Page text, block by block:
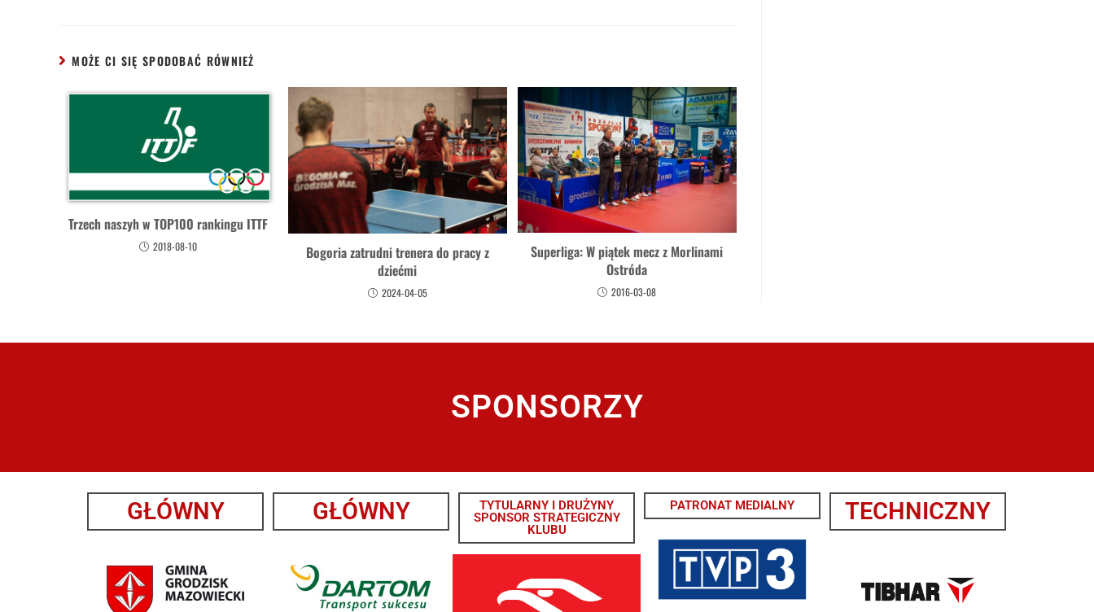
MOŻE CI SIĘ SPODOBAĆ RÓWNIEŻ
Trzech naszyh w TOP100 rankingu ITTF
2018-08-10
Bogoria zatrudni trenera do pracy z
dziećmi
2024-04-05
Superliga: W piątek mecz z Morlinami
Ostróda
2016-03-08
SPONSORZY
GŁÓWNY GŁÓWNY
TYTULARNY I DRUŻYNY
SPONSOR STRATEGICZNY
KLUBU
PATRONAT MEDIALNY TECHNICZNY